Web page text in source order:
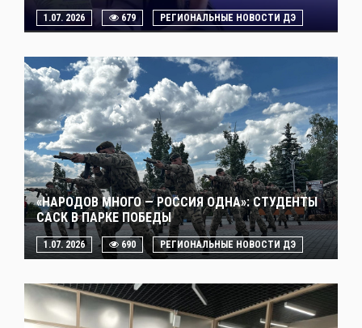
1.07. 2026 679 РЕГИОНАЛЬНЫЕ НОВОСТИ ДЭ
«НАРОДОВ МНОГО — РОССИЯ ОДНА»: СТУДЕНТЫ
САСК В ПАРКЕ ПОБЕДЫ
1.07. 2026 690 РЕГИОНАЛЬНЫЕ НОВОСТИ ДЭ